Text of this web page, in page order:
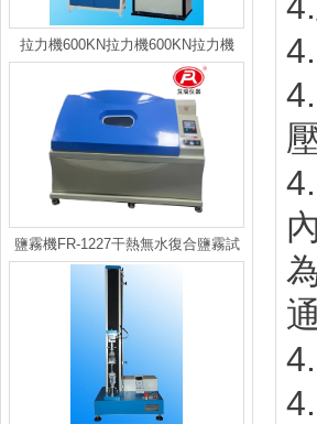
拉力機600KN拉力機600KN拉力機
鹽霧機FR-1227干熱無水復合鹽霧試
驗箱